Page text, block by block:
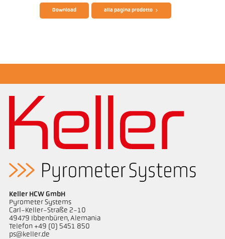
Note applicativa Mulino a barre
Download alla pagina prodotto
Keller HCW GmbH
Pyrometer Systems
Carl-Keller-Straße 2-10
49479 Ibbenbüren, Alemania
Telefon +49 (0) 5451 850
ps@keller.de